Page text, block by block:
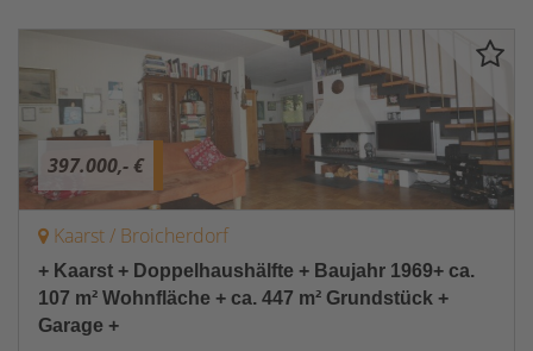
397.000,- €
Kaarst / Broicherdorf
+ Kaarst + Doppelhaushälfte + Baujahr 1969+ ca.
107 m² Wohnfläche + ca. 447 m² Grundstück +
Garage +